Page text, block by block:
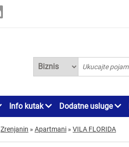
Info kutak Dodatne usluge
Zrenjanin » Apartmani » VILA FLORIDA